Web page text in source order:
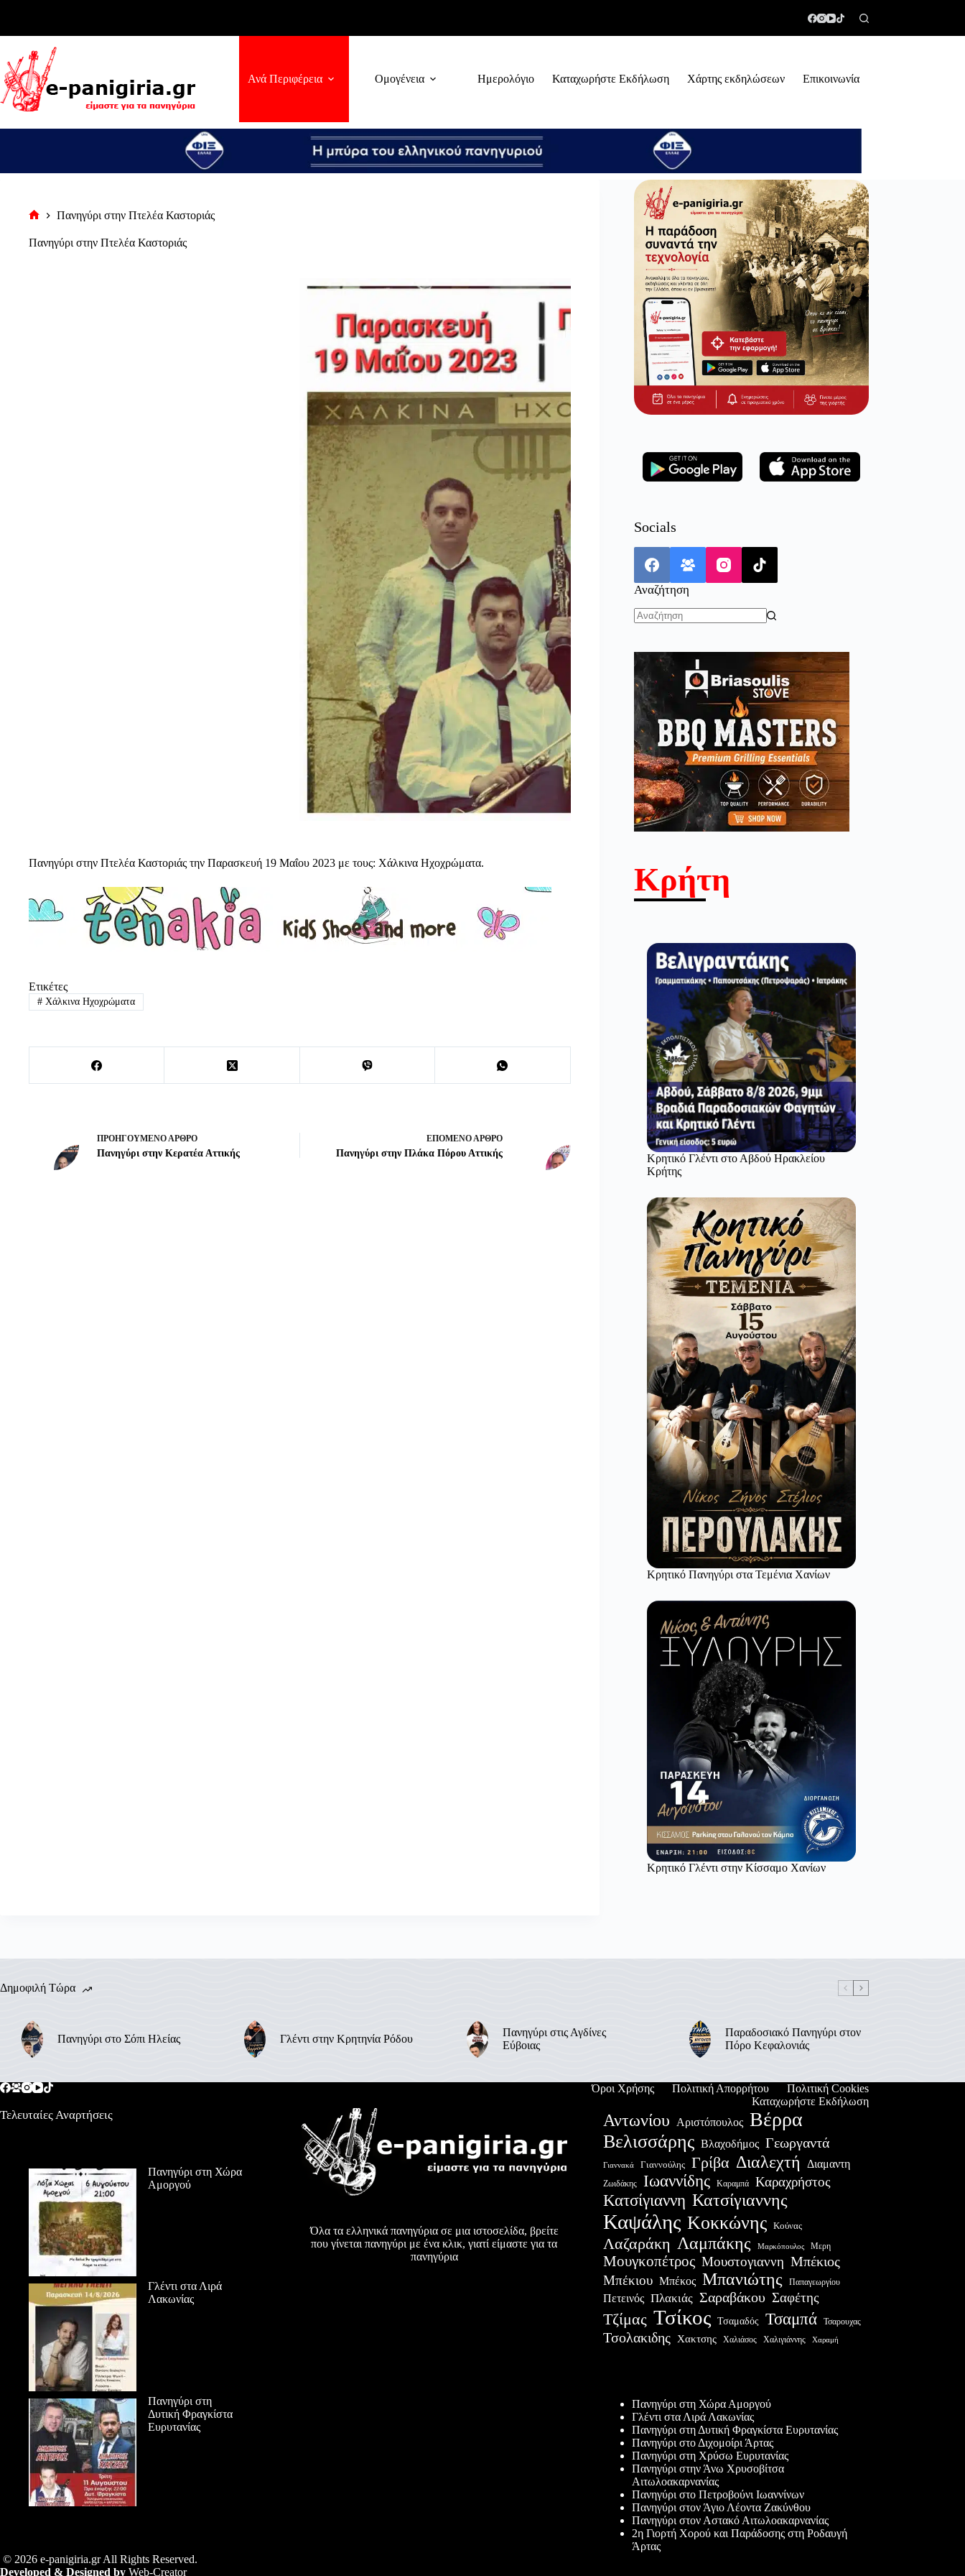
Ανά Περιφέρεια Ομογένεια Ημερολόγιο Καταχωρήστε Εκδήλωση Χάρτης εκδηλώσεων Επικοινωνία
σελίδα
Πανηγύρι στην Πτελέα Καστοριάς
Πανηγύρι στην Πτελέα Καστοριάς
Πανηγύρι στην Πτελέα Καστοριάς την Παρασκευή 19 Μαΐου 2023 με τους: Χάλκινα Ηχοχρώματα.
Ετικέτες
#Χάλκινα Ηχοχρώματα
ΠΡΟΗΓΟΎΜΕΝΟΆΡΘΡΟ
Πανηγύρι στην Κερατέα Αττικής
ΕΠΌΜΕΝΟΆΡΘΡΟ
Πανηγύρι στην Πλάκα Πόρου Αττικής
Socials
Αναζήτηση
Κρήτη
Κρητικό Γλέντι στο Αβδού Ηρακλείου
Κρήτης
Κρητικό Πανηγύρι στα Τεμένια Χανίων
Κρητικό Γλέντι στην Κίσσαμο Χανίων
Δημοφιλή Τώρα
Πανηγύρι στο Σόπι Ηλείας Γλέντι στην Κρητηνία Ρόδου
Πανηγύρι στις Αγδίνες
Εύβοιας
Παραδοσιακό Πανηγύρι στον
Πόρο Κεφαλονιάς
Όροι Χρήσης Πολιτική Απορρήτου
Πολιτική Cookies
Καταχωρήστε Εκδήλωση
Τελευταίες Αναρτήσεις
Πανηγύρι στη Χώρα
Αμοργού
Γλέντι στα Λιρά
Λακωνίας
Πανηγύρι στη
Δυτική Φραγκίστα
Ευρυτανίας
Όλα τα ελληνικά πανηγύρια σε μια ιστοσελίδα, βρείτε
που γίνεται πανηγύρι με ένα κλικ, γιατί είμαστε για τα
πανηγύρια
Αντωνίου Αριστόπουλος Βέρρα
Βελισσάρης Βλαχοδήμος Γεωργαντά
Γιαννακά Γιαννούλης Γρίβα Διαλεχτή Διαμαντη
Ζωιδάκης Ιωαννίδης Καραμπά Καραχρήστος
Κατσίγιαννη Κατσίγιαννης
Καψάλης Κοκκώνης Κούνας
Λαζαράκη Λαμπάκης Μαρκόπουλος Μερη
Μουγκοπέτρος Μουστογιαννη Μπέκιος
Μπέκιου Μπέκος Μπανιώτης Παπαγεωργίου
Πετεινός Πλακιάς Σαραβάκου Σαφέτης
Τζίμας Τσίκος Τσαμαδός Τσαμπά Τσαρουχας
Τσολακιδης Χακτσης Χαλιάσος Χαλιγιάννης Χαραμή
Πανηγύρι στη Χώρα Αμοργού
Γλέντι στα Λιρά Λακωνίας
Πανηγύρι στη Δυτική Φραγκίστα Ευρυτανίας
Πανηγύρι στο Διχομοίρι Άρτας
Πανηγύρι στη Χρύσω Ευρυτανίας
Πανηγύρι στην Άνω Χρυσοβίτσα
Αιτωλοακαρνανίας
Πανηγύρι στο Πετροβούνι Ιωαννίνων
Πανηγύρι στον Άγιο Λέοντα Ζακύνθου
Πανηγύρι στον Αστακό Αιτωλοακαρνανίας
2η Γιορτή Χορού και Παράδοσης στη Ροδαυγή
Άρτας
© 2026 e-panigiria.gr All Rights Reserved.
Developed & Designed by Web-Creator